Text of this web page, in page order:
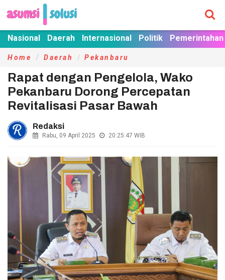
Nasional Daerah Internasional Politik Pemerintahan
Home Daerah Pekanbaru
Rapat dengan Pengelola, Wako
Pekanbaru Dorong Percepatan
Revitalisasi Pasar Bawah
Redaksi
Rabu, 09 April 2025 20:25:47 WIB